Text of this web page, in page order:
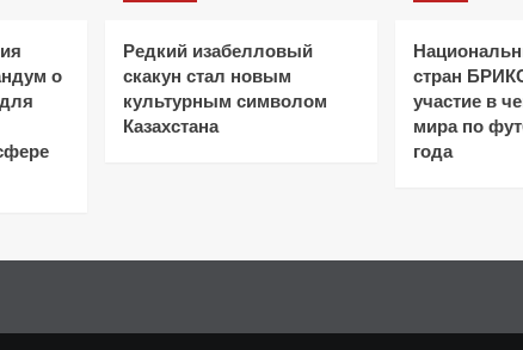
о
Редкий изабелловый
скакун стал новым
культурным символом
Казахстана
стран
участие в
мира по
года